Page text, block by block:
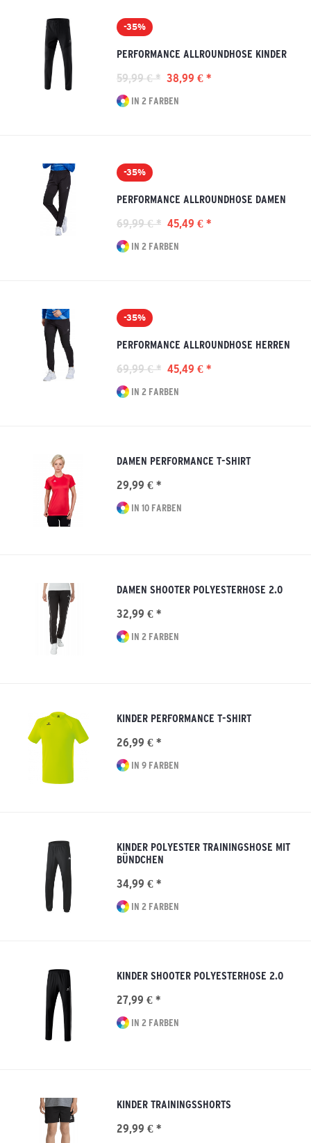
-35%
PERFORMANCE ALLROUNDHOSE KINDER
59,99 € * 38,99 € *
IN 2 FARBEN
-35%
PERFORMANCE ALLROUNDHOSE DAMEN
69,99 € * 45,49 € *
IN 2 FARBEN
-35%
PERFORMANCE ALLROUNDHOSE HERREN
69,99 € * 45,49 € *
IN 2 FARBEN
DAMEN PERFORMANCE T-SHIRT
29,99 € *
IN 10 FARBEN
DAMEN SHOOTER POLYESTERHOSE 2.0
32,99 € *
IN 2 FARBEN
KINDER PERFORMANCE T-SHIRT
26,99 € *
IN 9 FARBEN
KINDER POLYESTER TRAININGSHOSE MIT
BÜNDCHEN
34,99 € *
IN 2 FARBEN
KINDER SHOOTER POLYESTERHOSE 2.0
27,99 € *
IN 2 FARBEN
KINDER TRAININGSSHORTS
29,99 € *